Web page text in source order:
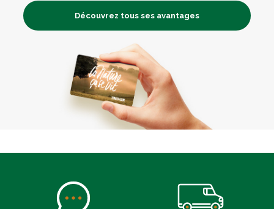
Découvrez tous ses avantages